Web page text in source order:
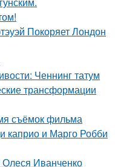
Покоряет Лондон
Ченнинг татум
трансформации
съёмок фильма
каприо и Марго Робби
Иванченко